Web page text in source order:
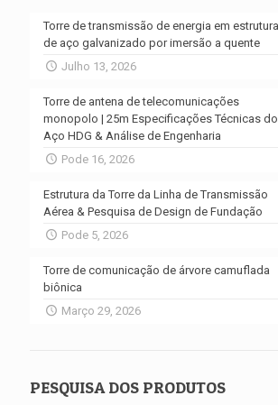
Torre de transmissão de energia em estrutura
de aço galvanizado por imersão a quente
Julho 13, 2026
Torre de antena de telecomunicações
monopolo | 25m Especificações Técnicas do
Aço HDG & Análise de Engenharia
Pode 16, 2026
Estrutura da Torre da Linha de Transmissão
Aérea & Pesquisa de Design de Fundação
Pode 5, 2026
Torre de comunicação de árvore camuflada
biônica
Março 29, 2026
PESQUISA DOS PRODUTOS